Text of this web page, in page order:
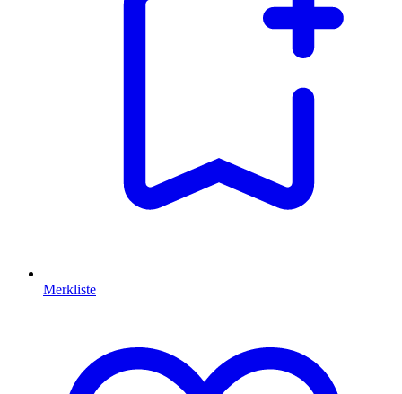
Merkliste